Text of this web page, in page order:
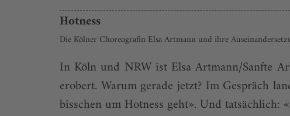
Hotness
Die Kölner Choreografin Elsa Artmann und ihre
In Köln und NRW ist Elsa Artmann/Sanfte
erobert. Warum gerade jetzt? Im Gespräch
bisschen um Hotness geht». Und